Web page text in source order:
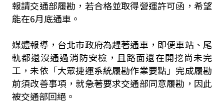
報請交通部履勘，若合格並取得營運許可函，希望
能在6月底通車。
媒體報導，台北市政府為趕著通車，即便車站、尾
軌都還沒通過消防安檢，且路面還在開挖尚未完
工，未依「大眾捷運系統履勘作業要點」完成履勘
前須改善事項，就急著要求交通部同意履勘，因此
被交通部回絕。